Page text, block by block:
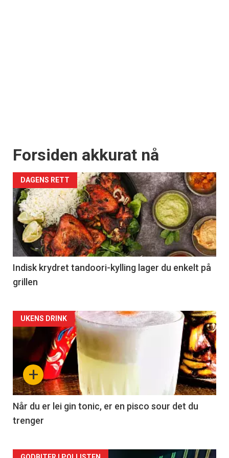
Forsiden akkurat nå
DAGENS RETT
Indisk krydret tandoori-kylling lager du enkelt på
grillen
Forsiden
akkurat
nå
-
2
+
UKENS DRINK
Når du er lei gin tonic, er en pisco sour det du
trenger